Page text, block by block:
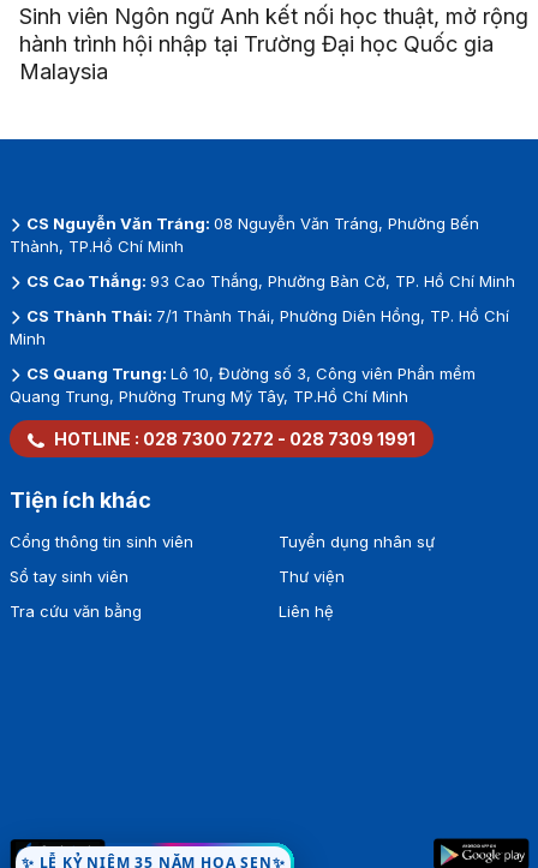
LỄ KỶ NIỆM 35 NĂM HOA SEN
Sinh viên Ngôn ngữ Anh kết nối học thuật, mở rộng
hành trình hội nhập tại Trường Đại học Quốc gia
Malaysia
CS Nguyễn Văn Tráng: 08 Nguyễn Văn Tráng, Phường Bến
Thành, TP.Hồ Chí Minh
CS Cao Thắng: 93 Cao Thắng, Phường Bàn Cờ, TP. Hồ Chí Minh
CS Thành Thái: 7/1 Thành Thái, Phường Diên Hồng, TP. Hồ Chí
Minh
CS Quang Trung: Lô 10, Đường số 3, Công viên Phần mềm
Quang Trung, Phường Trung Mỹ Tây, TP.Hồ Chí Minh
HOTLINE : 028 7300 7272 - 028 7309 1991
Tiện ích khác
Cổng thông tin sinh viên
Sổ tay sinh viên
Tra cứu văn bằng
Tuyển dụng nhân sự
Thư viện
Liên hệ